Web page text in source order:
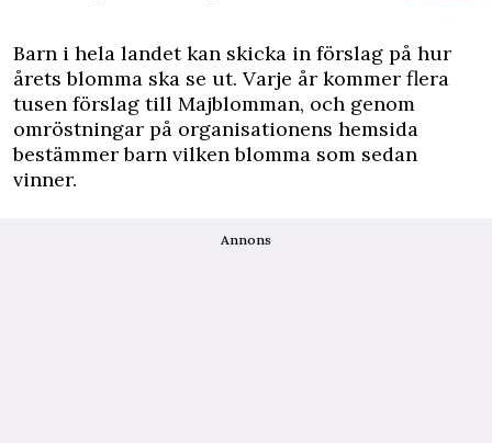
Barn i hela landet kan skicka in förslag på hur
årets blomma ska se ut. Varje år kommer flera
tusen förslag till Majblomman, och genom
omröstningar på organisationens hemsida
bestämmer barn vilken blomma som sedan
vinner.
Annons